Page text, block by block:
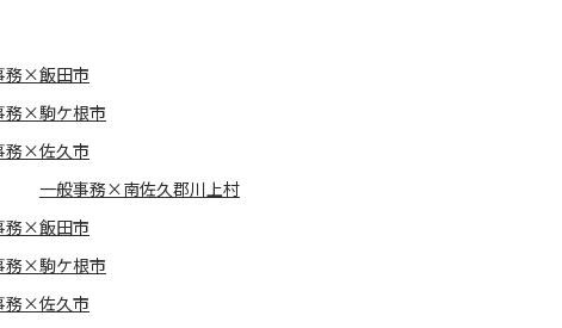
務×飯田市
務×駒ケ根市
務×佐久市
一般事務×南佐久郡川上村
務×飯田市
務×駒ケ根市
務×佐久市